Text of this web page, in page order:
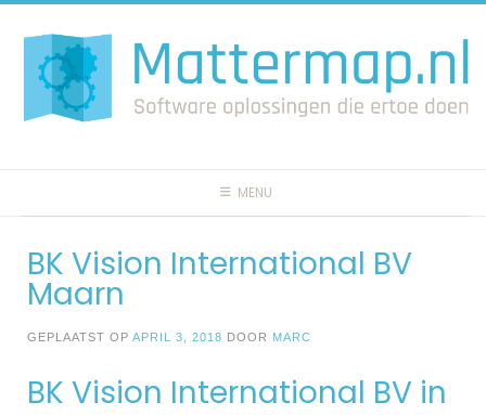
naar
inhoud
MENU
BK Vision International BV
Maarn
GEPLAATST OP APRIL 3, 2018 DOOR MARC
BK Vision International BV in